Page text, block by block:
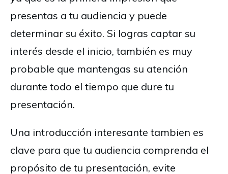
presentas a tu audiencia y puede
determinar su éxito. Si logras captar su
interés desde el inicio, también es muy
probable que mantengas su atención
durante todo el tiempo que dure tu
presentación.
Una introducción interesante tambien es
clave para que tu audiencia comprenda el
propósito de tu presentación, evite